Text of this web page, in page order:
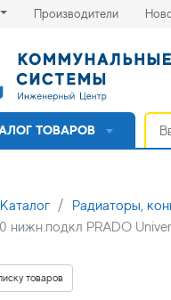
Производители(current)
ТОВАРОВ
Каталог Радиаторы,
нижн.подкл PRADO
товаров